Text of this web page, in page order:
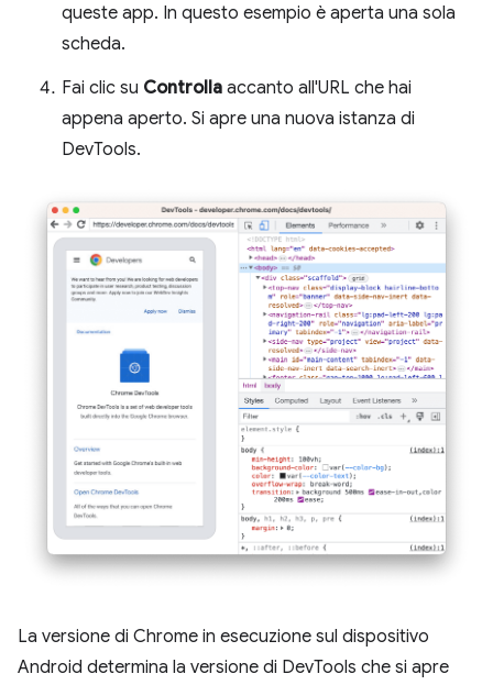
queste app. In questo esempio è aperta una sola
scheda.
Fai clic su Controlla accanto all'URL che hai
appena aperto. Si apre una nuova istanza di
DevTools.
La versione di Chrome in esecuzione sul dispositivo
Android determina la versione di DevTools che si apre